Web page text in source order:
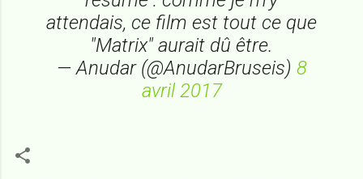
attendais, ce film est tout ce que
"Matrix" aurait dû être.
— Anudar (@AnudarBruseis) 8
avril 2017